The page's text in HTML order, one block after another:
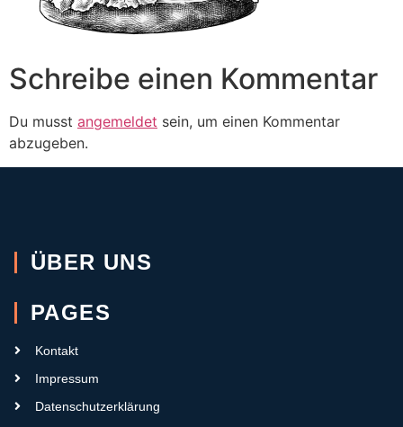
Schreibe einen Kommentar
Du musst angemeldet sein, um einen Kommentar
abzugeben.
ÜBER UNS
PAGES
Kontakt
Impressum
Datenschutzerklärung